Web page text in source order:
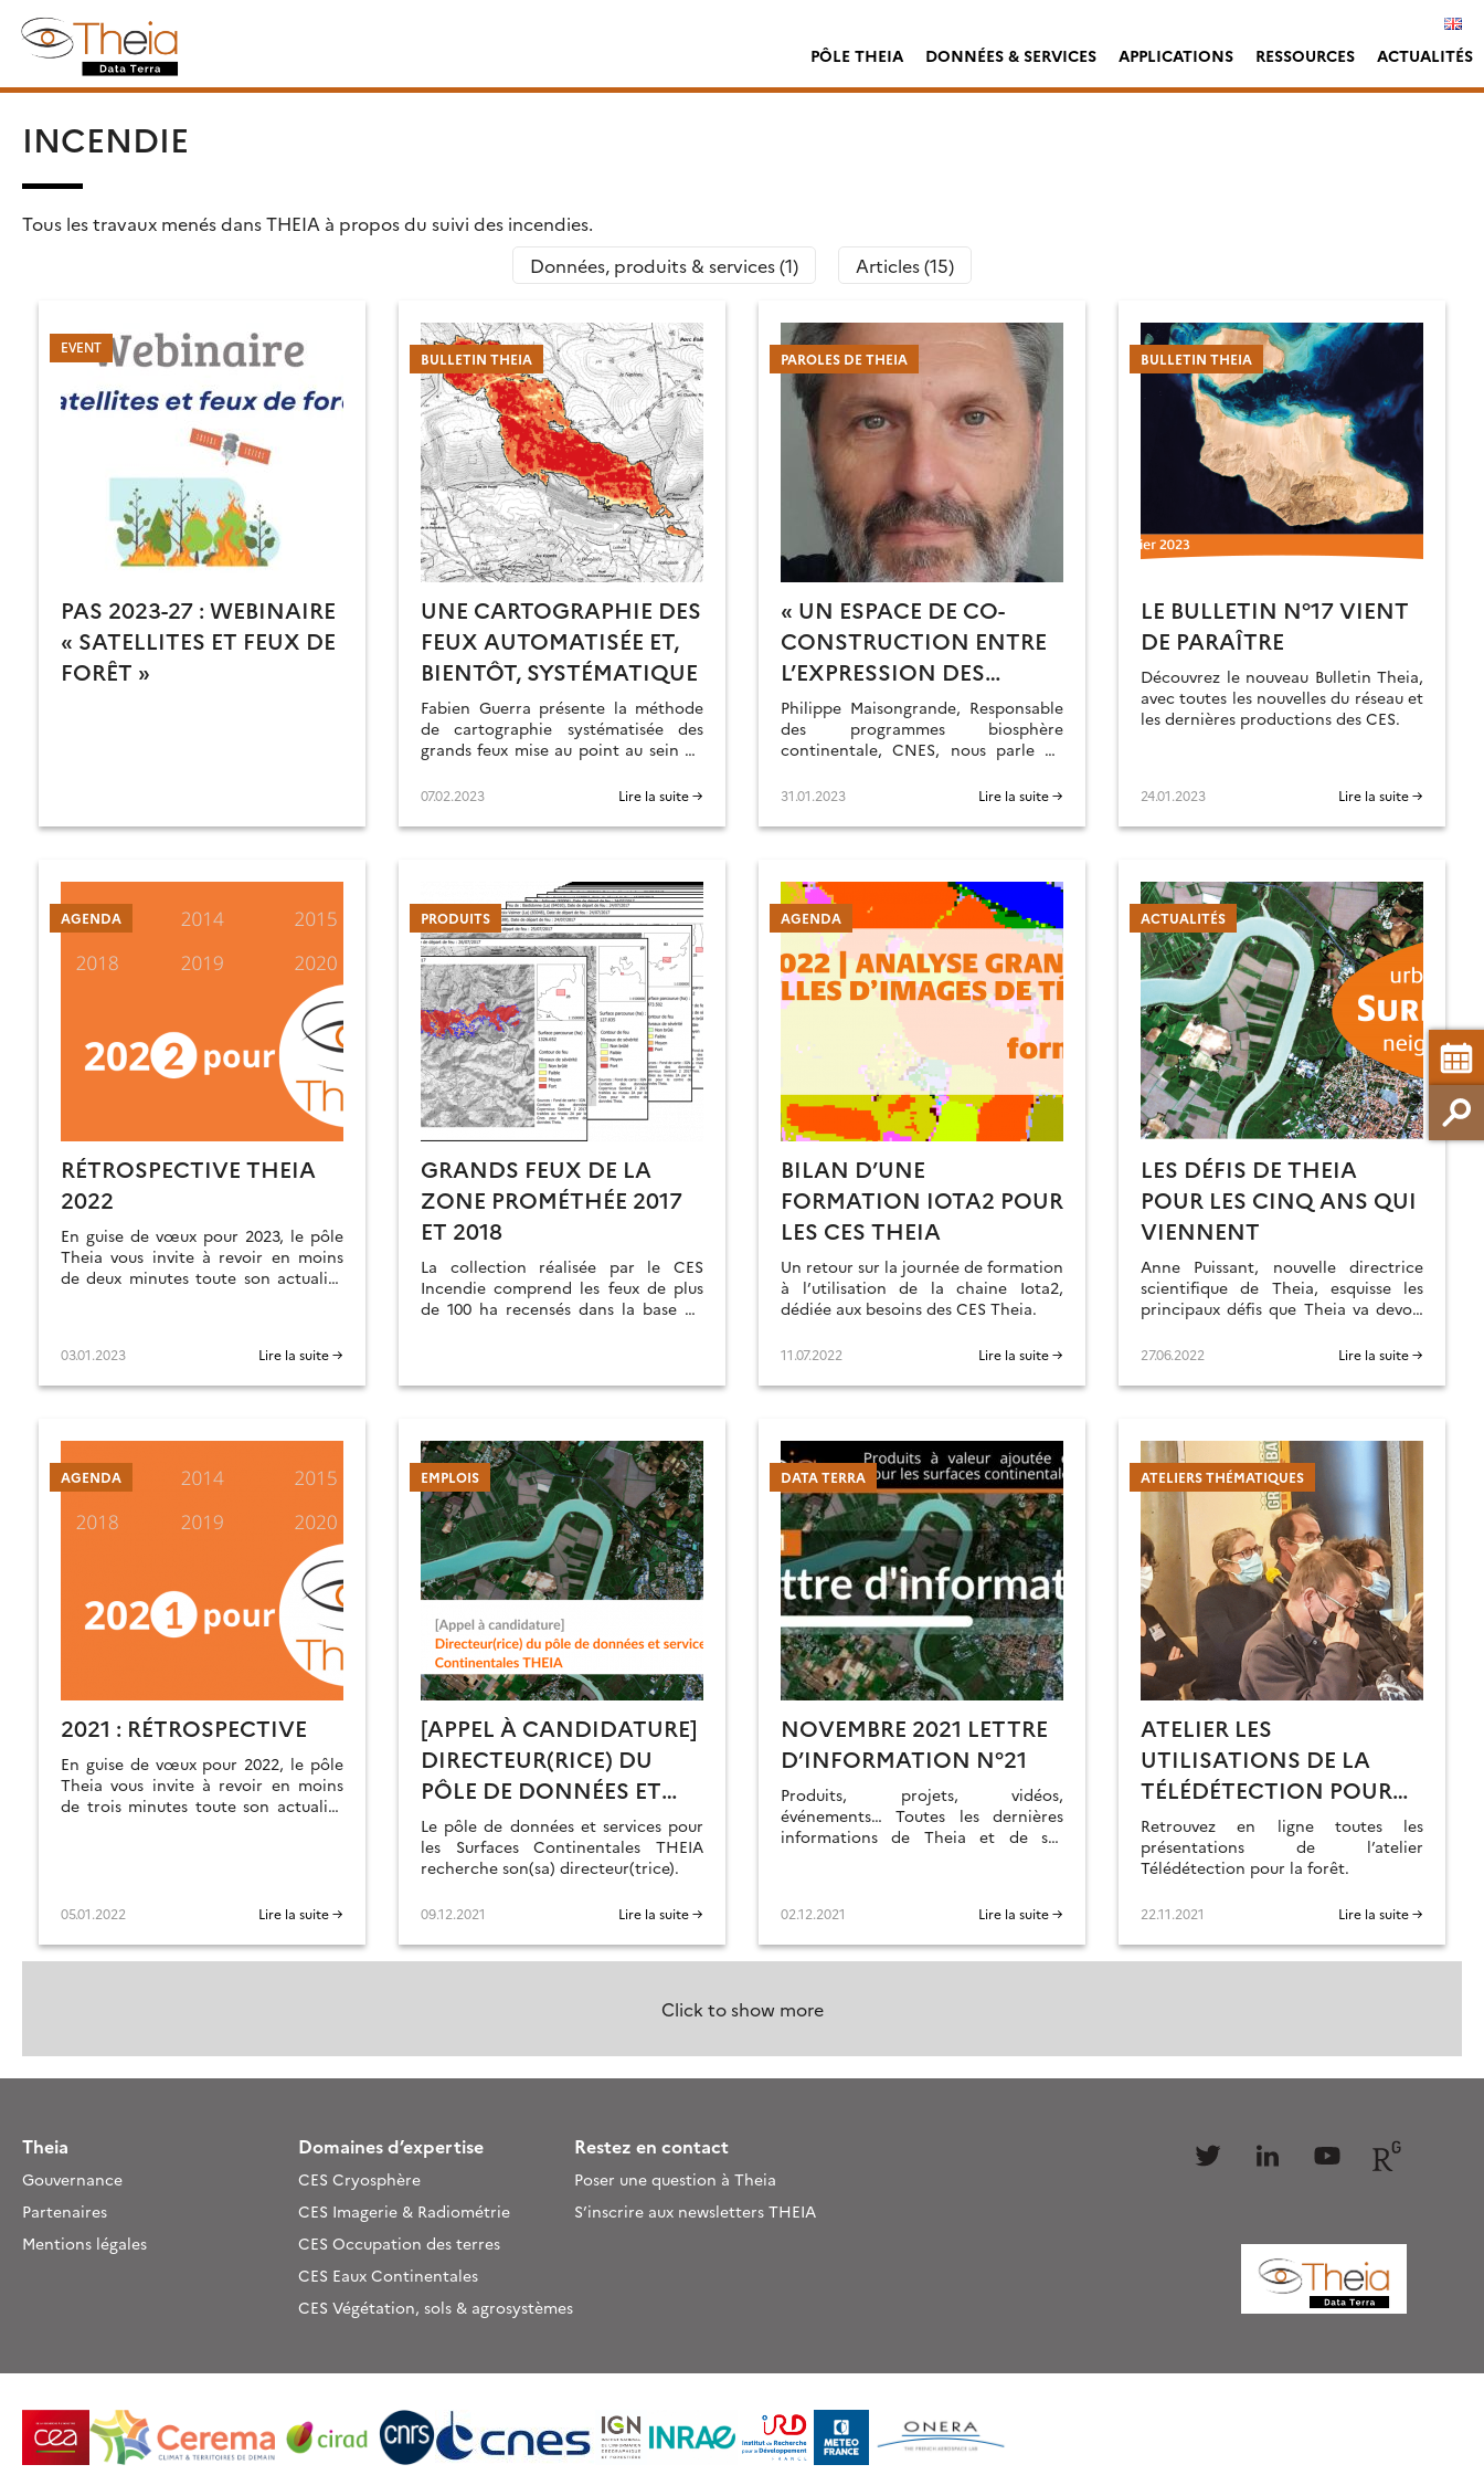
content
PÔLE THEIA DONNÉES & SERVICES APPLICATIONS RESSOURCES ACTUALITÉS
INCENDIE
Tous les travaux menés dans THEIA à propos du suivi des incendies.
Données, produits & services (1)
Articles (15)
PAS 2023-27 : WEBINAIRE
« SATELLITES ET FEUX DE
FORÊT »
BULLETIN THEIA
UNE CARTOGRAPHIE DES
FEUX AUTOMATISÉE ET,
BIENTÔT, SYSTÉMATIQUE
Fabien Guerra présente la méthode
de cartographie systématisée des
grands feux mise au point au sein du
07.02.2023 Lire la suite →
PAROLES DE THEIA
« UN ESPACE DE CO-
CONSTRUCTION ENTRE
L’EXPRESSION DES
BESOINS ET LA MISE EN
ŒUVRE DES SAVOIR-
FAIRE NÉCESSAIRE POUR
Y RÉPONDRE »
Philippe Maisongrande, Responsable
des programmes biosphère
continentale, CNES, nous parle de
pôle.
31.01.2023 Lire la suite →
BULLETIN THEIA
LE BULLETIN N°17 VIENT
DE PARAÎTRE
Découvrez le nouveau Bulletin Theia,
avec toutes les nouvelles du réseau et
les dernières productions des CES.
24.01.2023 Lire la suite →
AGENDA
RÉTROSPECTIVE THEIA
2022
En guise de vœux pour 2023, le pôle
Theia vous invite à revoir en moins
de deux minutes toute son actualité
03.01.2023 Lire la suite →
PRODUITS
GRANDS FEUX DE LA
ZONE PROMÉTHÉE 2017
ET 2018
La collection réalisée par le CES
Incendie comprend les feux de plus
de 100 ha recensés dans la base de
AGENDA
BILAN D’UNE
FORMATION IOTA2 POUR
LES CES THEIA
Un retour sur la journée de formation
à l’utilisation de la chaine Iota2,
dédiée aux besoins des CES Theia.
11.07.2022 Lire la suite →
ACTUALITÉS
LES DÉFIS DE THEIA
POUR LES CINQ ANS QUI
VIENNENT
Anne Puissant, nouvelle directrice
scientifique de Theia, esquisse les
principaux défis que Theia va devoir
et ses axes de réponses.
27.06.2022 Lire la suite →
AGENDA
2021 : RÉTROSPECTIVE
En guise de vœux pour 2022, le pôle
Theia vous invite à revoir en moins
de trois minutes toute son actualité
05.01.2022 Lire la suite →
EMPLOIS
[APPEL À CANDIDATURE]
DIRECTEUR(RICE) DU
PÔLE DE DONNÉES ET
SERVICES POUR LES
SURFACES
CONTINENTALES THEIA
Le pôle de données et services pour
les Surfaces Continentales THEIA
recherche son(sa) directeur(trice).
09.12.2021 Lire la suite →
DATA TERRA
NOVEMBRE 2021 LETTRE
D’INFORMATION N°21
Produits, projets, vidéos,
événements… Toutes les dernières
informations de Theia et de ses
02.12.2021 Lire la suite →
ATELIERS THÉMATIQUES
ATELIER LES
UTILISATIONS DE LA
TÉLÉDÉTECTION POUR
LA FORÊT : LES
PRÉSENTATIONS SONT
EN LIGNE !
Retrouvez en ligne toutes les
présentations de l’atelier
Télédétection pour la forêt.
22.11.2021 Lire la suite →
Click to show more
Theia
Gouvernance
Partenaires
Mentions légales
Domaines d’expertise
CES Cryosphère
CES Imagerie & Radiométrie
CES Occupation des terres
CES Eaux Continentales
CES Végétation, sols & agrosystèmes
Restez en contact
Poser une question à Theia
S’inscrire aux newsletters THEIA
Follow Follow